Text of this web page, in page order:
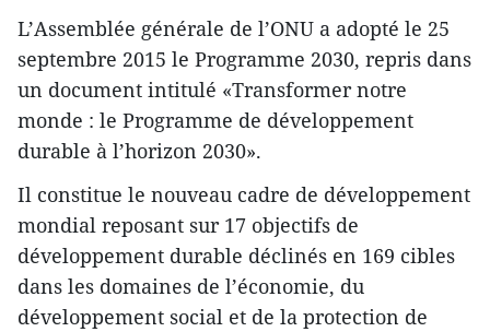
L’Assemblée générale de l’ONU a adopté le 25
septembre 2015 le Programme 2030, repris dans
un document intitulé «Transformer notre
monde : le Programme de développement
durable à l’horizon 2030».
Il constitue le nouveau cadre de développement
mondial reposant sur 17 objectifs de
développement durable déclinés en 169 cibles
dans les domaines de l’économie, du
développement social et de la protection de